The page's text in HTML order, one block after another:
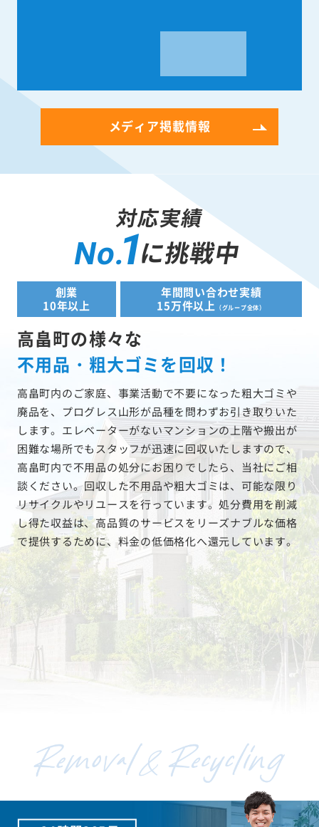
メディア掲載情報
対応実績
No.1に挑戦中
創業
10年以上
年間問い合わせ実績
15万件以上（グループ全体）
高畠町の様々な
不用品・粗大ゴミを回収！
高畠町内のご家庭、事業活動で不要になった粗大ゴミや
廃品を、プログレス山形が品種を問わずお引き取りいた
します。エレベーターがないマンションの上階や搬出が
困難な場所でもスタッフが迅速に回収いたしますので、
高畠町内で不用品の処分にお困りでしたら、当社にご相
談ください。回収した不用品や粗大ゴミは、可能な限り
リサイクルやリユースを行っています。処分費用を削減
し得た収益は、高品質のサービスをリーズナブルな価格
で提供するために、料金の低価格化へ還元しています。